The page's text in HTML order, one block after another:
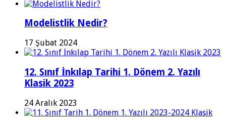
Modelistlik Nedir?
17 Şubat 2024
12. Sınıf İnkılap Tarihi 1. Dönem 2. Yazılı
Klasik 2023
24 Aralık 2023